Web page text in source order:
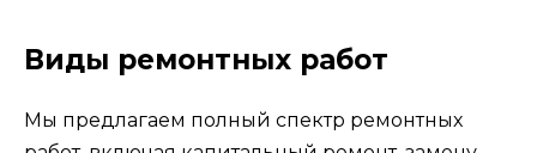
Виды ремонтных работ
Мы предлагаем полный спектр ремонтных